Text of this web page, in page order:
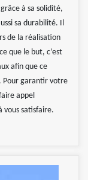
à sa solidité,
sa durabilité. Il
de la réalisation
que le but, c’est
afin que ce
Pour garantir votre
appel
vous satisfaire.